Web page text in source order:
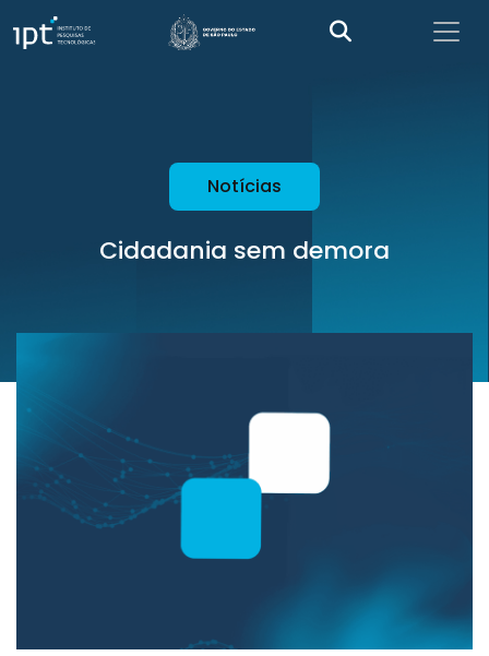
Notícias
Cidadania sem demora